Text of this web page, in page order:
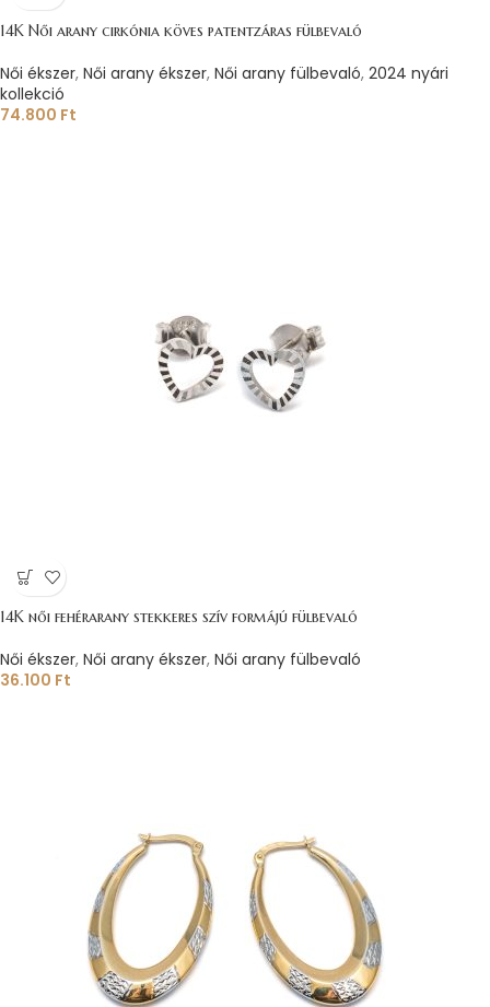
14K Női arany cirkónia köves patentzáras fülbevaló
Női ékszer, Női arany ékszer, Női arany fülbevaló, 2024 nyári
kollekció
74.800 Ft
14K női fehérarany stekkeres szív formájú fülbevaló
Női ékszer, Női arany ékszer, Női arany fülbevaló
36.100 Ft